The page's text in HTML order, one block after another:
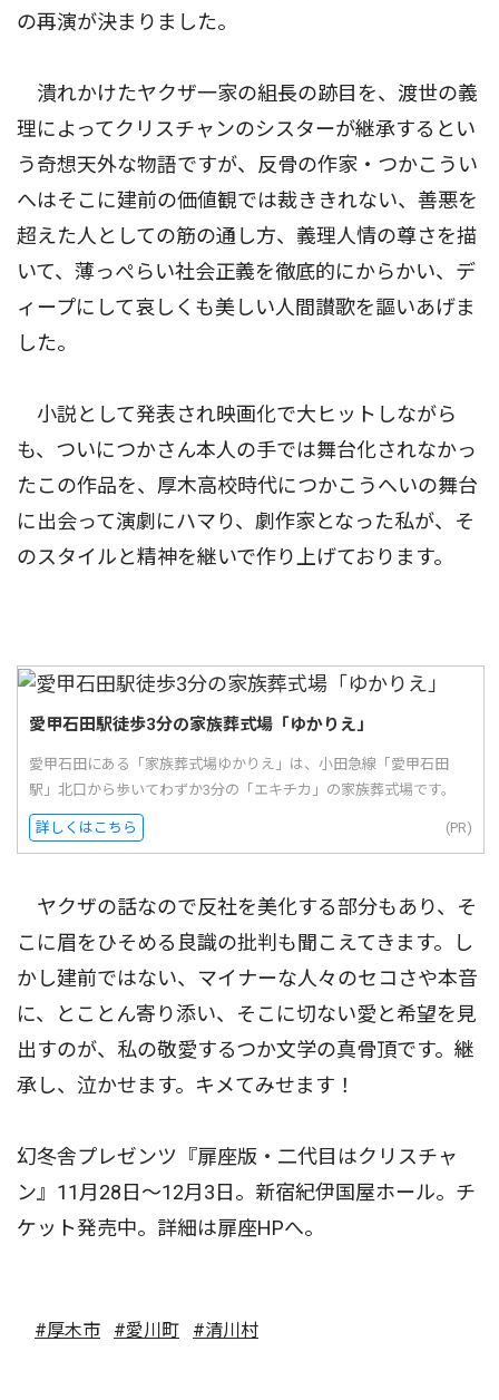
の再演が決まりました。
潰れかけたヤクザ一家の組長の跡目を、渡世の義
理によってクリスチャンのシスターが継承するとい
う奇想天外な物語ですが、反骨の作家・つかこうい
へはそこに建前の価値観では裁ききれない、善悪を
超えた人としての筋の通し方、義理人情の尊さを描
いて、薄っぺらい社会正義を徹底的にからかい、デ
ィープにして哀しくも美しい人間讃歌を謳いあげま
した。
小説として発表され映画化で大ヒットしながら
も、ついにつかさん本人の手では舞台化されなかっ
たこの作品を、厚木高校時代につかこうへいの舞台
に出会って演劇にハマり、劇作家となった私が、そ
のスタイルと精神を継いで作り上げております。
愛甲石田駅徒歩3分の家族葬式場「ゆかりえ」
愛甲石田にある「家族葬式場ゆかりえ」は、小田急線「愛甲石田
駅」北口から歩いてわずか3分の「エキチカ」の家族葬式場です。
詳しくはこちら (PR)
ヤクザの話なので反社を美化する部分もあり、そ
こに眉をひそめる良識の批判も聞こえてきます。し
かし建前ではない、マイナーな人々のセコさや本音
に、とことん寄り添い、そこに切ない愛と希望を見
出すのが、私の敬愛するつか文学の真骨頂です。継
承し、泣かせます。キメてみせます！
幻冬舎プレゼンツ『扉座版・二代目はクリスチャ
ン』11月28日〜12月3日。新宿紀伊国屋ホール。チ
ケット発売中。詳細は扉座HPへ。
#厚木市 #愛川町 #清川村